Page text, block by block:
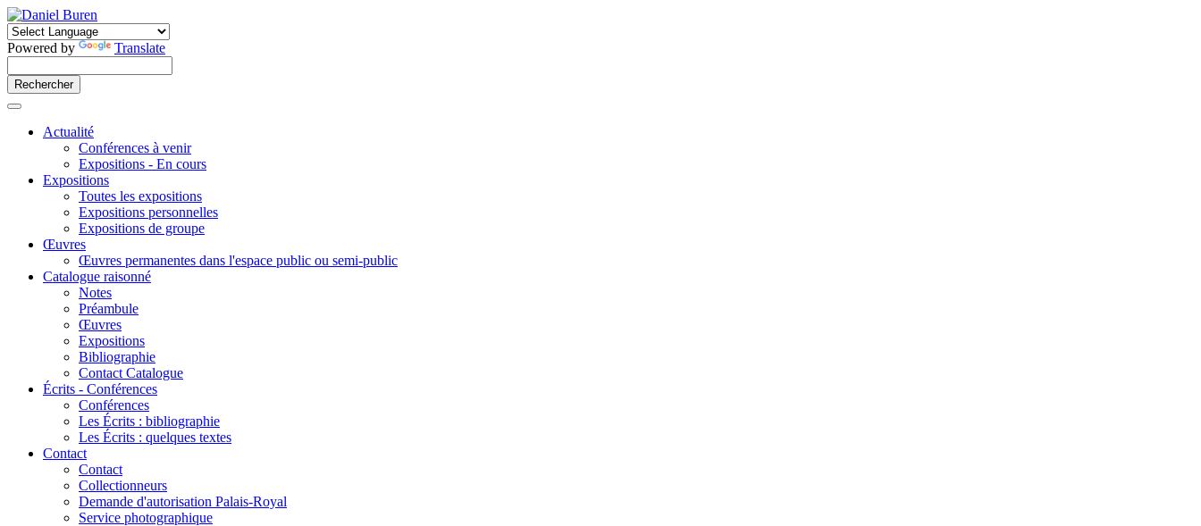
Powered by Translate
Actualité
Conférences à venir
Expositions - En cours
Expositions
Toutes les expositions
Expositions personnelles
Expositions de groupe
Œuvres
Œuvres permanentes dans l'espace public ou semi-public
Catalogue raisonné
Notes
Préambule
Œuvres
Expositions
Bibliographie
Contact Catalogue
Écrits - Conférences
Conférences
Les Écrits : bibliographie
Les Écrits : quelques textes
Contact
Contact
Collectionneurs
Demande d'autorisation Palais-Royal
Service photographique